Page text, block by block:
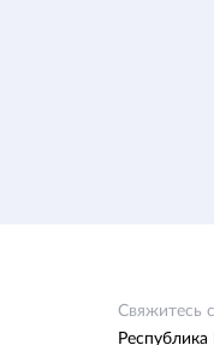
Свяжитесь